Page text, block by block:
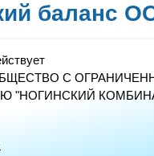
баланс
С
"НОГИНСКИЙ